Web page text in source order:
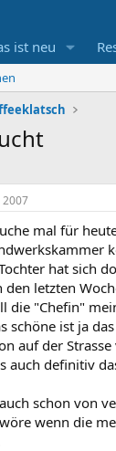
ist neu
2007
mal für
hat sich
den letzten
die "Chefin"
schöne ist ja
auf der
auch definitiv
schon von
wenn die